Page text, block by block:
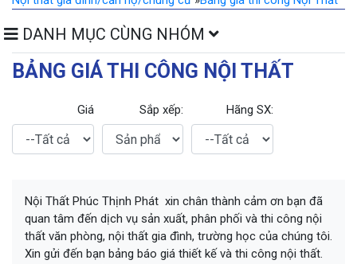
DANH MỤC CÙNG NHÓM
BẢNG GIÁ THI CÔNG NỘI THẤT
Giá Sắp xếp: Hãng SX:
Nội Thất Phúc Thịnh Phát xin chân thành cảm ơn bạn đã
quan tâm đến dịch vụ sản xuất, phân phối và thi công nội
thất văn phòng, nội thất gia đình, trường học của chúng tôi.
Xin gửi đến bạn bảng báo giá thiết kế và thi công nội thất.